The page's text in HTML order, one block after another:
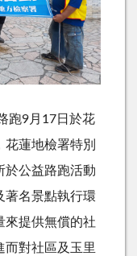
跑9月17日於花
蓮地檢署特別
於公益路跑活動
著名景點執行環
來提供無償的社
而對社區及玉里